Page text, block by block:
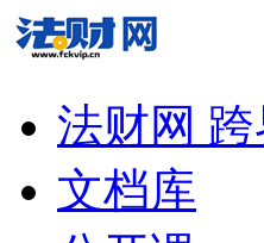
法财网
文档库